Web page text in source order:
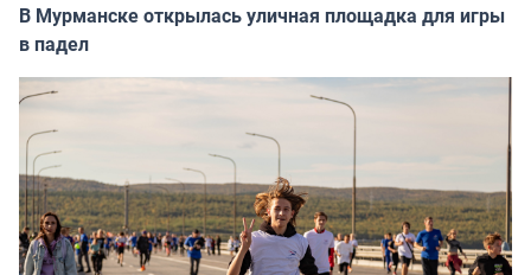
В Мурманске открылась уличная площадка для игры
в падел